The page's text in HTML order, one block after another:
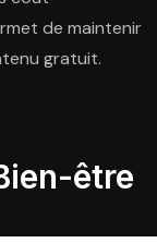
de maintenir
gratuit.
être